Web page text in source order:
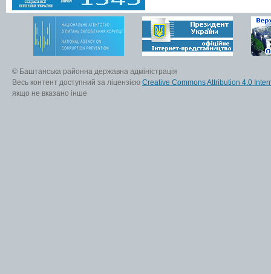
© Баштанська районна державна адміністрація
Весь контент доступний за ліцензією Creative Commons Attribution 4.0
якщо не вказано інше